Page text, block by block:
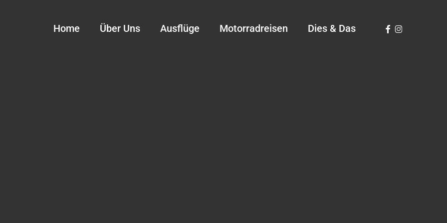
Home Über Uns Ausflüge Motorradreisen Dies & Das Facebook
Instagram